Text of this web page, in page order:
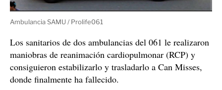
Ambulancia SAMU / Prolife061
Los sanitarios de dos ambulancias del 061 le realizaron
maniobras de reanimación cardiopulmonar (RCP) y
consiguieron estabilizarlo y trasladarlo a Can Misses,
donde finalmente ha fallecido.